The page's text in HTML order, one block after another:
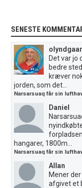
SENESTE
Det var jo
bedre
kræver
jorden, som det...
Narsarsuaq får sin
Daniel
hangarer, 1800m...
Narsarsuaq får sin
Allan
Mener
afgivet et